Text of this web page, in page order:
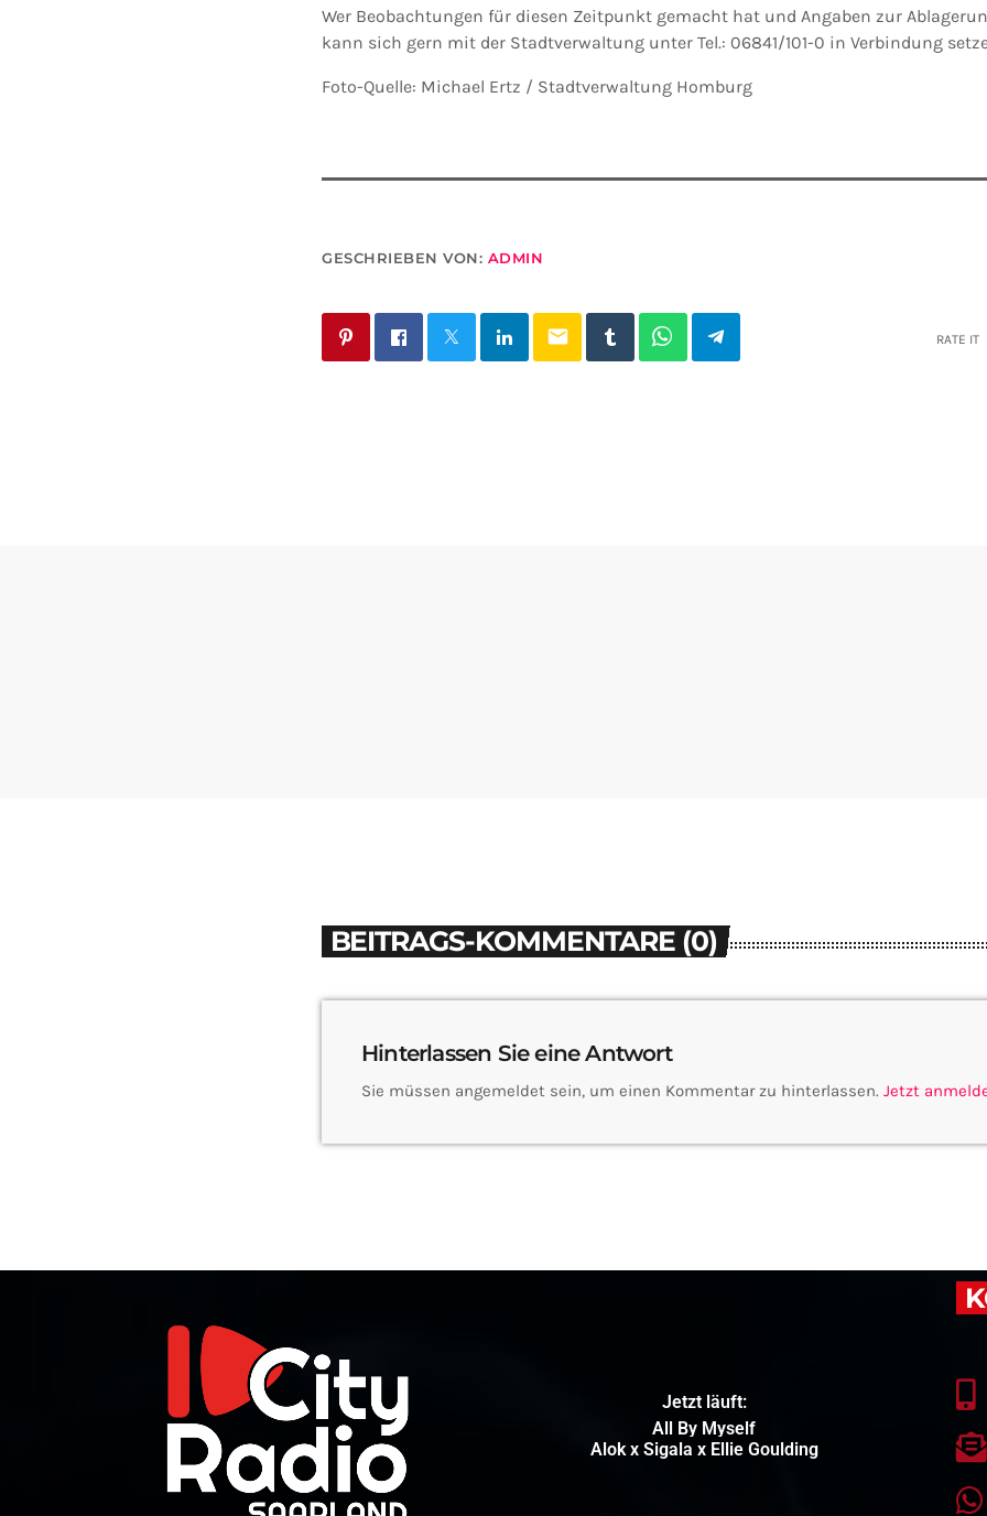
Wer Beobachtungen für diesen Zeitpunkt gemacht hat und Angaben zur
kann sich gern mit der Stadtverwaltung unter Tel.: 06841/101-0 in Verbindung
Foto-Quelle: Michael Ertz / Stadtverwaltung Homburg
GESCHRIEBEN VON: ADMIN
email RATE IT
BEITRAGS-KOMMENTARE (0)
Hinterlassen Sie eine Antwort
Sie müssen angemeldet sein, um einen Kommentar zu hinterlassen. Jetzt
Jetzt läuft:
All By Myself
Alok x Sigala x Ellie Goulding